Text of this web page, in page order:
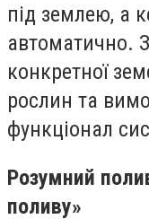
під землею, а
автоматично.
конкретної
рослин та
функціонал
Розумний
поливу»